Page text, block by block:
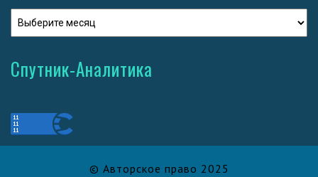
Спутник-Аналитика
© Авторское право 2025